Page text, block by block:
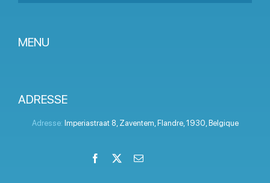
MENU
Tarifs
Espace Client
ADRESSE
Adresse: Imperiastraat 8 Zaventem Flandre, 1930 Belgique
Facebook Email